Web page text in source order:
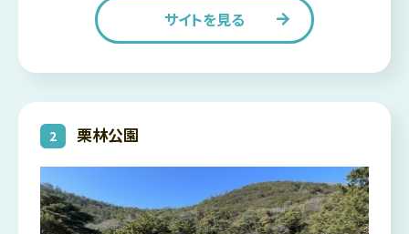
サイトを見る
栗林公園